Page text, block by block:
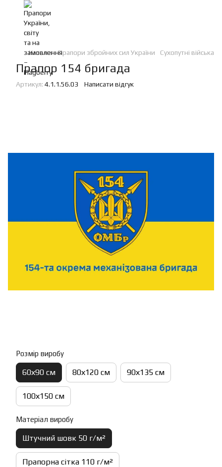
Каталог Прапори збройних сил України Сухопутні війська
Прапор 154 бригада
Артикул: 4.1.1.56.03 Написати відгук
Розмір виробу
60х90 см 80х120 см 90х135 см
100х150 см
Матеріал виробу
Штучний шовк 50 г/м²
Прапорна сітка 110 г/м²